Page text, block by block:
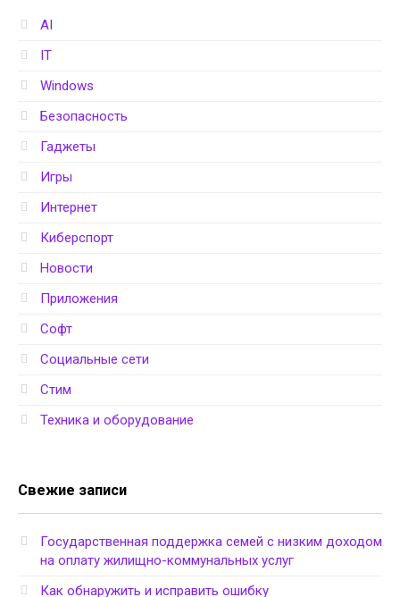
AI
IT
Windows
Безопасность
Гаджеты
Игры
Интернет
Киберспорт
Новости
Приложения
Софт
Социальные сети
Стим
Техника и оборудование
Свежие записи
Государственная поддержка семей с низким доходом
на оплату жилищно-коммунальных услуг
Как обнаружить и исправить ошибку